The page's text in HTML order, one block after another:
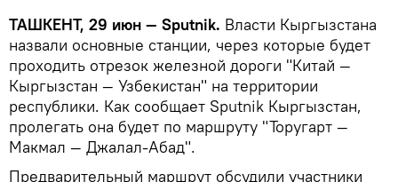
ТАШКЕНТ, 29 июн — Sputnik. Власти Кыргызстана
назвали основные станции, через которые будет
проходить отрезок железной дороги "Китай —
Кыргызстан — Узбекистан" на территории
республики. Как сообщает Sputnik Кыргызстан,
пролегать она будет по маршруту "Торугарт —
Макмал — Джалал-Абад".
Предварительный маршрут обсудили участники